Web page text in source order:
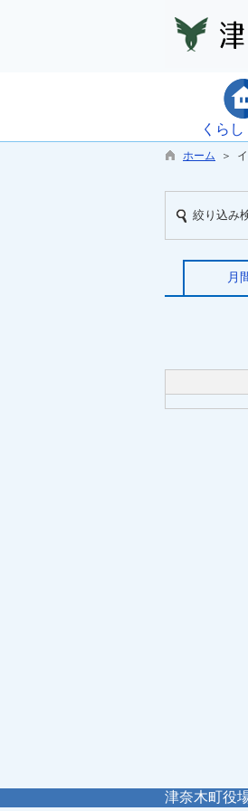
くら
ホーム ＞
絞り込み
月
津奈木町役